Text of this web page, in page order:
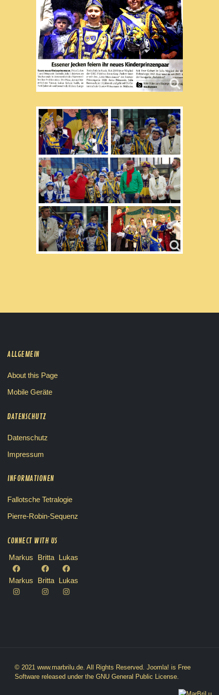
ALLGEMEIN
About this Page
Mobile Geräte
DATENSCHUTZ
Datenschutz
Impressum
INFORMATIONEN
Fallotsche Tetralogie
Pierre-Robin-Sequenz
CONNECT WITH US
Markus Britta Lukas
Markus Britta Lukas
© 2021 www.marbrilu.de. All Rights Reserved. Joomla! is Free
Software released under the GNU General Public License.